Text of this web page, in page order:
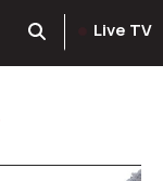
Live TV